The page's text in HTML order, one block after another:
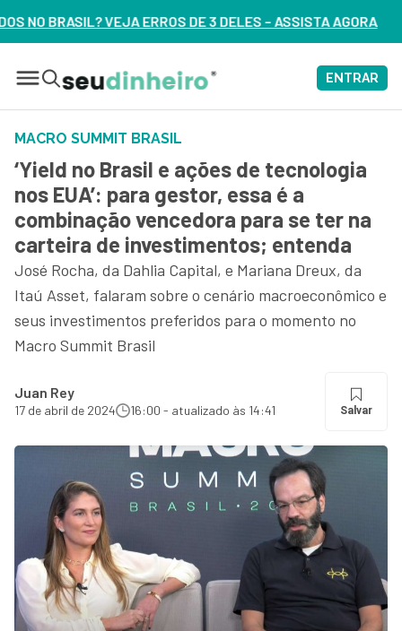
3 DELES – ASSISTA AGORA
ENTRAR
MACRO SUMMIT BRASIL
‘Yield no Brasil e ações de tecnologia
nos EUA’: para gestor, essa é a
combinação vencedora para se ter na
carteira de investimentos; entenda
José Rocha, da Dahlia Capital, e Mariana Dreux, da
Itaú Asset, falaram sobre o cenário macroeconômico e
seus investimentos preferidos para o momento no
Macro Summit Brasil
Juan Rey
17 de abril de 2024 16:00 - atualizado às 14:41 Salvar